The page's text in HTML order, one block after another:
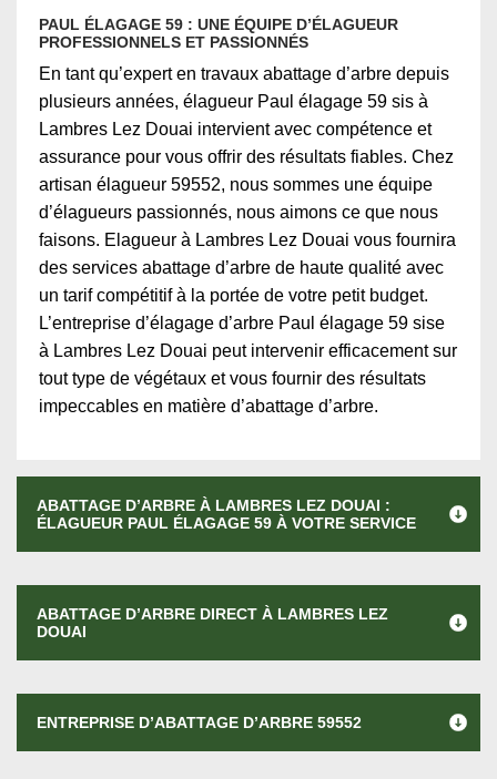
PAUL ÉLAGAGE 59 : UNE ÉQUIPE D’ÉLAGUEUR
PROFESSIONNELS ET PASSIONNÉS
En tant qu’expert en travaux abattage d’arbre depuis
plusieurs années, élagueur Paul élagage 59 sis à
Lambres Lez Douai intervient avec compétence et
assurance pour vous offrir des résultats fiables. Chez
artisan élagueur 59552, nous sommes une équipe
d’élagueurs passionnés, nous aimons ce que nous
faisons. Elagueur à Lambres Lez Douai vous fournira
des services abattage d’arbre de haute qualité avec
un tarif compétitif à la portée de votre petit budget.
L’entreprise d’élagage d’arbre Paul élagage 59 sise
à Lambres Lez Douai peut intervenir efficacement sur
tout type de végétaux et vous fournir des résultats
impeccables en matière d’abattage d’arbre.
ABATTAGE D’ARBRE À LAMBRES LEZ DOUAI :
ÉLAGUEUR PAUL ÉLAGAGE 59 À VOTRE SERVICE
ABATTAGE D’ARBRE DIRECT À LAMBRES LEZ
DOUAI
ENTREPRISE D’ABATTAGE D’ARBRE 59552